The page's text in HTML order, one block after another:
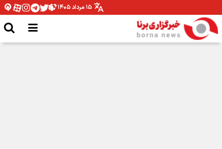
۱۵ مرداد ۱۴۰۵